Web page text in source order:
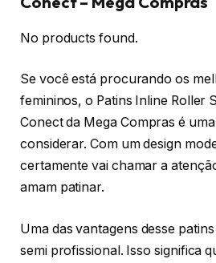
No products found.
Se você está procurando os
femininos, o Patins Inline Roller
Conect da Mega Compras é
considerar. Com um design
certamente vai chamar a
amam patinar.
Uma das vantagens desse
semi profissional. Isso significa